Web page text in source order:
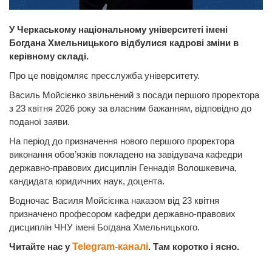
У Черкаському національному університеті імені
Богдана Хмельницького відбулися кадрові зміни в
керівному складі.
Про це повідомляє пресслужба університету.
Василь Мойсієнко звільнений з посади першого проректора
з 23 квітня 2026 року за власним бажанням, відповідно до
поданої заяви.
На період до призначення нового першого проректора
виконання обов’язків покладено на завідувача кафедри
державно-правових дисциплін Геннадія Волошкевича,
кандидата юридичних наук, доцента.
Водночас Василя Мойсієнка наказом від 23 квітня
призначено професором кафедри державно-правових
дисциплін ЧНУ імені Богдана Хмельницького.
Читайте нас у Telegram-каналі. Там коротко і ясно.